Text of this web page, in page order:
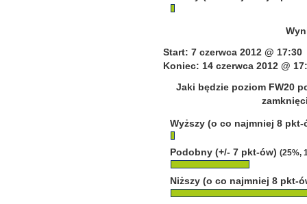
Start: 7 czerwca 2012 @ 17:30
Koniec: 14 czerwca 2012 @
Jaki będzie poziom FW20
Wyższy (o co najmniej 8
Podobny (+/- 7 pkt-ów) (25%,
Niższy (o co najmniej 8 pkt-